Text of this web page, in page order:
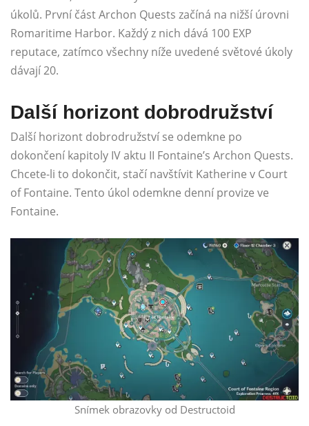
úkolů. První část Archon Quests začíná na nižší úrovni
Romaritime Harbor. Každý z nich dává 100 EXP
reputace, zatímco všechny níže uvedené světové úkoly
dávají 20.
Další horizont dobrodružství
Další horizont dobrodružství se odemkne po
dokončení kapitoly IV aktu II Fontaine’s Archon Quests.
Chcete-li to dokončit, stačí navštívit Katherine v Court
of Fontaine. Tento úkol odemkne denní provize ve
Fontaine.
Snímek obrazovky od Destructoid